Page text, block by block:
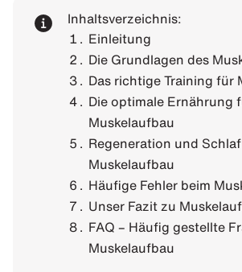
Inhaltsverzeichnis:
Einleitung
Die Grundlagen des
Das richtige Training für
Die optimale Ernährung
Muskelaufbau
Regeneration und
Muskelaufbau
Häufige Fehler beim
Unser Fazit zu
FAQ – Häufig gestellte
Muskelaufbau